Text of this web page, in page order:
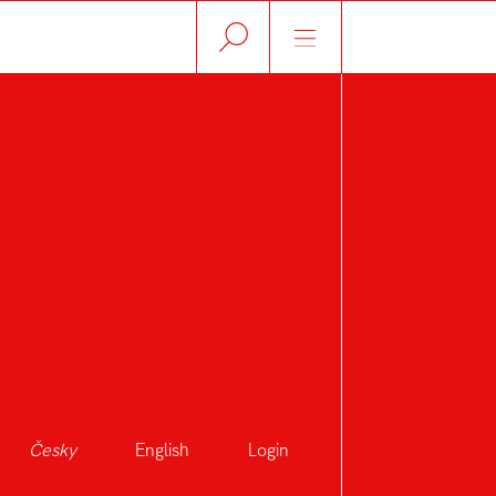
Česky English Login